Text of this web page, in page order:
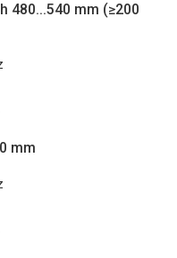
480...540 mm (≥200
mm